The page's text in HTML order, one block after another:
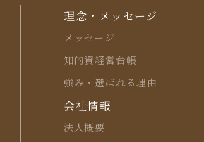
理念・メッセージ
メッセージ
知的資経営台帳
強み・選ばれる理由
会社情報
法人概要